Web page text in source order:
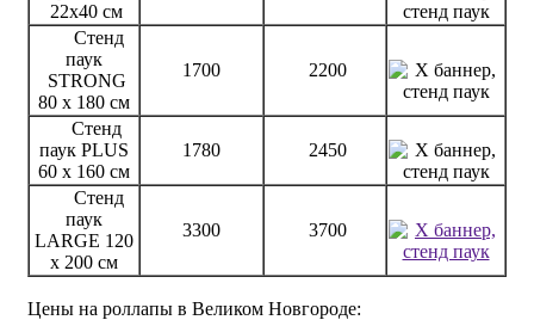
22х40 см
Стенд
паук
STRONG
80 х 180 см
1700 2200
Стенд
паук PLUS
60 х 160 см
1780 2450
Стенд
паук
LARGE 120
х 200 см
3300 3700
Цены на роллапы в Великом Новгороде: